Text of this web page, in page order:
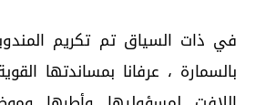
في ذات السياق تم تكريم
بالسمارة ، عرفانا بمساندتها